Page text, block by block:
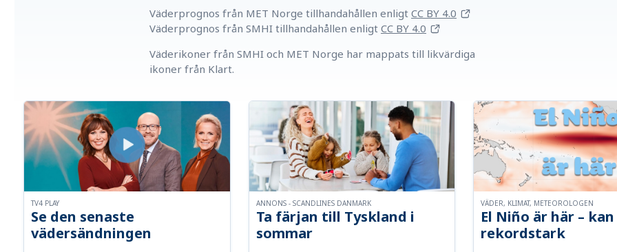
Väderprognos från MET Norge tillhandahållen enligt CC BY 4.0
Väderprognos från SMHI tillhandahållen enligt CC BY 4.0
Väderikoner från SMHI och MET Norge har mappats till likvärdiga
ikoner från Klart.
Se den senaste
vädersändningen
TV4 PLAY
Ta färjan till Tyskland i
sommar
ANNONS - SCANDLINES DANMARK
El Niño är här –
rekordstark
VÄDER, KLIMAT, METEOROLOGEN